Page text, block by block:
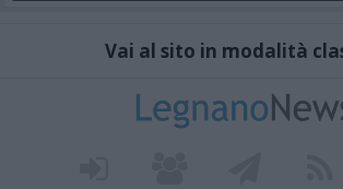
Vai al sito in modalità